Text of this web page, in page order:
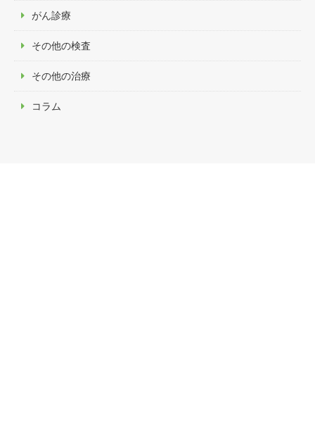
がん診療
その他の検査
その他の治療
コラム